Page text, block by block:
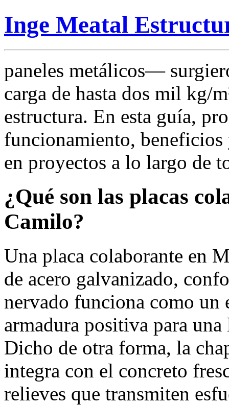
Inge Meatal
paneles metálicos—
carga de hasta dos mil kg/
estructura. En esta guía,
funcionamiento,
en proyectos a lo largo de
¿Qué son las placas
Camilo?
Una placa colaborante en
de acero galvanizado,
nervado funciona como
armadura positiva para
Dicho de otra forma, la
integra con el concreto
relieves que transmiten